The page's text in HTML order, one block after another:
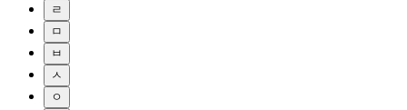
ㄹ
ㅁ
ㅂ
ㅅ
ㅇ